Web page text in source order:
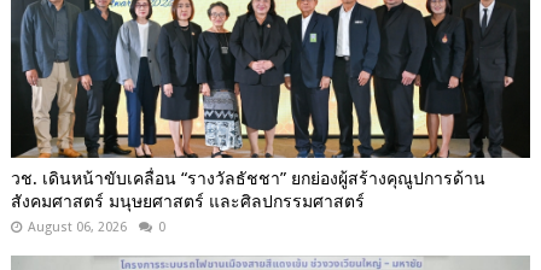
วช. เดินหน้าขับเคลื่อน “รางวัลธัชชา” ยกย่องผู้สร้างคุณูปการด้าน
สังคมศาสตร์ มนุษยศาสตร์ และศิลปกรรมศาสตร์
August 06, 2026 0